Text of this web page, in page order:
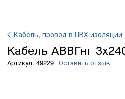
Кабель, провод в ПВХ изоляции
Кабель АВВГнг
Артикул: 49229 Оставить отзыв